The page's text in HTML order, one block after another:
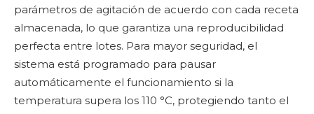
parámetros de agitación de acuerdo con cada receta
almacenada, lo que garantiza una reproducibilidad
perfecta entre lotes. Para mayor seguridad, el
sistema está programado para pausar
automáticamente el funcionamiento si la
temperatura supera los 110 °C, protegiendo tanto el